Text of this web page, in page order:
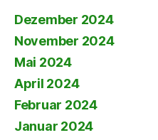
Dezember 2024
November 2024
Mai 2024
April 2024
Februar 2024
Januar 2024